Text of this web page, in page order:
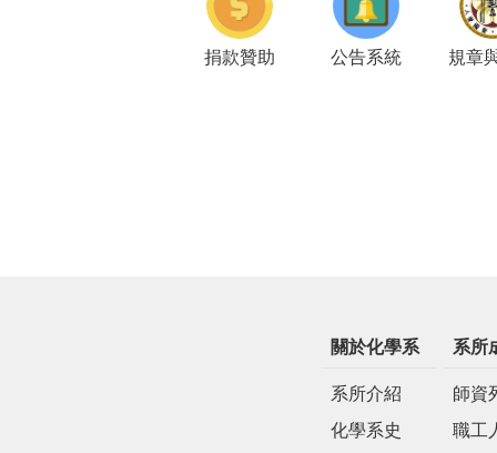
捐款贊助 公告系統 規章
關於化學系
系所介紹
化學系史
系所
師資
職工